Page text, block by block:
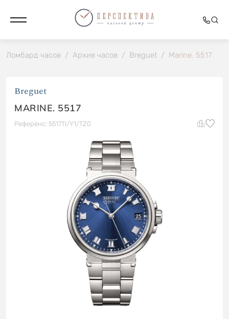
Ломбард часов / Архив часов / Breguet / Marine. 5517
Breguet
MARINE. 5517
Референс: 5517TI/Y1/TZ0